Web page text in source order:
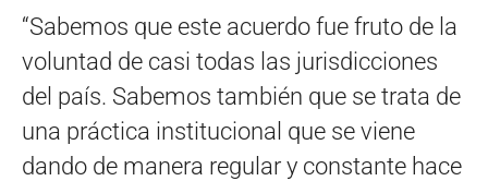
“Sabemos que este acuerdo fue fruto de la
voluntad de casi todas las jurisdicciones
del país. Sabemos también que se trata de
una práctica institucional que se viene
dando de manera regular y constante hace